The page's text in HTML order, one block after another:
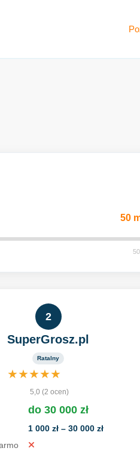
50
2
SuperGrosz.pl
Ratalny
★★★★★
5,0 (2 ocen)
do 30 000 zł
1 000 zł – 30 000 zł